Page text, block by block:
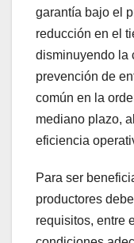
garantía bajo el
reducción en el
disminuyendo la
prevención de
común en la
mediano plazo,
eficiencia
Para ser
productores
requisitos, entre